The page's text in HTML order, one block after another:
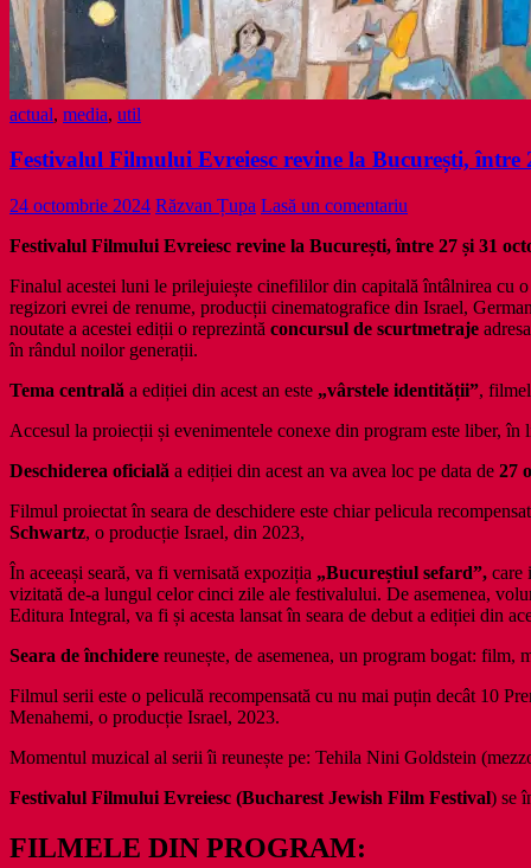
actual, media, util
Festivalul Filmului Evreiesc revine la București, între
24 octombrie 2024 Răzvan Țupa Lasă un comentariu
Festivalul Filmului Evreiesc revine la București, între 27 și 31
Finalul acestei luni le prilejuiește cinefililor din capitală întâlnirea cu o
regizori evrei de renume, producții cinematografice din Israel,
noutate a acestei ediții o reprezintă concursul de scurtmetraje
în rândul noilor generații.
Tema centrală a ediției din acest an este „vârstele identității”,
Accesul la proiecții și evenimentele conexe din program este liber,
Deschiderea oficială a ediției din acest an va avea loc pe data de 27
Filmul proiectat în seara de deschidere este chiar pelicula
Schwartz, o producție Israel, din 2023,
În aceeași seară, va fi vernisată expoziția „Bucureștiul sefard”, care
vizitată de-a lungul celor cinci zile ale festivalului. De asemenea,
Editura Integral, va fi și acesta lansat în seara de debut a ediției din
Seara de închidere reunește, de asemenea, un program bogat: film,
Filmul serii este o peliculă recompensată cu nu mai puțin decât 10
Menahemi, o producție Israel, 2023.
Momentul muzical al serii îi reunește pe: Tehila Nini Goldstein
Festivalul Filmului Evreiesc (Bucharest Jewish Film Festival) se
FILMELE DIN PROGRAM: